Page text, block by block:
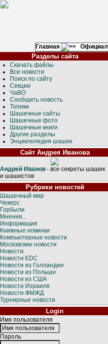
Главная
Разделы сайта
Скачать файлы
Все новости
Поиск по сайту
Секции
ЧаВО
Сообщить новость
Топики
Шашечные сайты
Шашечные фото
Шашечные книги
Другие разделы
Энциклопедия шашек
Сайт Андрея Иванова
Андрей Иванов - все секреты шашек
и шашистов
Рубрики новостей
Шашечный мир
Чекерс
Горбыли
Мнения...
Информация
Книжные новинки
Компьютерные новости
Московские новости
Новости
Новости EDC
Новости из Голландии
Новости из Польши
Новости из США
Новости Израиля
Новости ФМЖД
Турнирные новости
Login
Имя пользователя
Пароль